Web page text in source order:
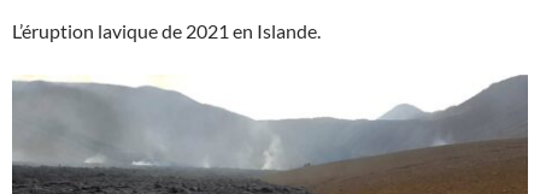
L’éruption lavique de 2021 en Islande.